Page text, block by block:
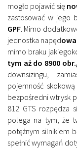
mogło pojawić się
zastosować w jego
GPF . Mimo
jednostka napęd
mimo braku
tym aż do 8900
downsizingu,
pojemność
bezpośredni wtrysk
812 GTS rozpędza
polega na tym, że
potężnym silnikiem
spełnić wymagań